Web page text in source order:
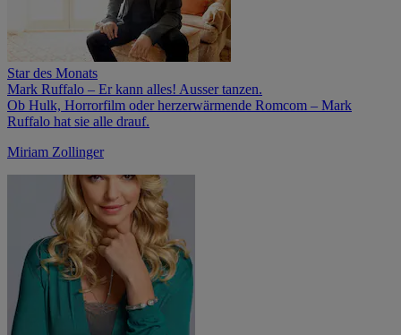
Star des Monats
Mark Ruffalo – Er kann alles! Ausser tanzen.
Ob Hulk, Horrorfilm oder herzerwärmende Romcom – Mark
Ruffalo hat sie alle drauf.
Miriam Zollinger